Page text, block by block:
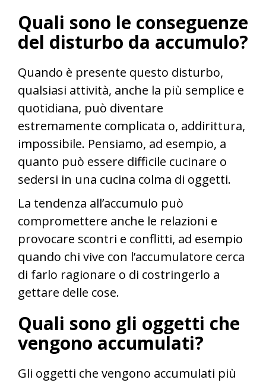
Quali sono le conseguenze
del disturbo da accumulo?
Quando è presente questo disturbo,
qualsiasi attività, anche la più semplice e
quotidiana, può diventare
estremamente complicata o, addirittura,
impossibile. Pensiamo, ad esempio, a
quanto può essere difficile cucinare o
sedersi in una cucina colma di oggetti.
La tendenza all’accumulo può
compromettere anche le relazioni e
provocare scontri e conflitti, ad esempio
quando chi vive con l’accumulatore cerca
di farlo ragionare o di costringerlo a
gettare delle cose.
Quali sono gli oggetti che
vengono accumulati?
Gli oggetti che vengono accumulati più